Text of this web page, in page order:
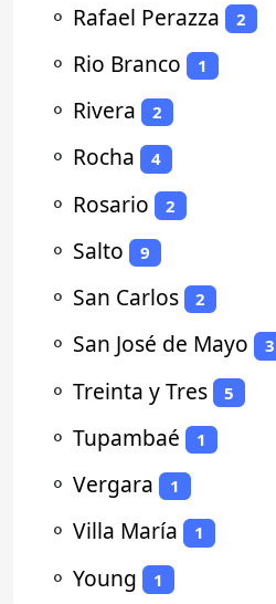
⚬ Rafael Perazza 2
⚬ Rio Branco 1
⚬ Rivera 2
⚬ Rocha 4
⚬ Rosario 2
⚬ Salto 9
⚬ San Carlos 2
⚬ San José de Mayo 3
⚬ Treinta y Tres 5
⚬ Tupambaé 1
⚬ Vergara 1
⚬ Villa María 1
⚬ Young 1